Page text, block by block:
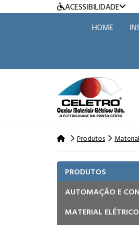
ACESSIBILIDADE
HOME
Produtos
PRODUTOS
AUTOMAÇÃO E
MATERIAL ELÉTRICO